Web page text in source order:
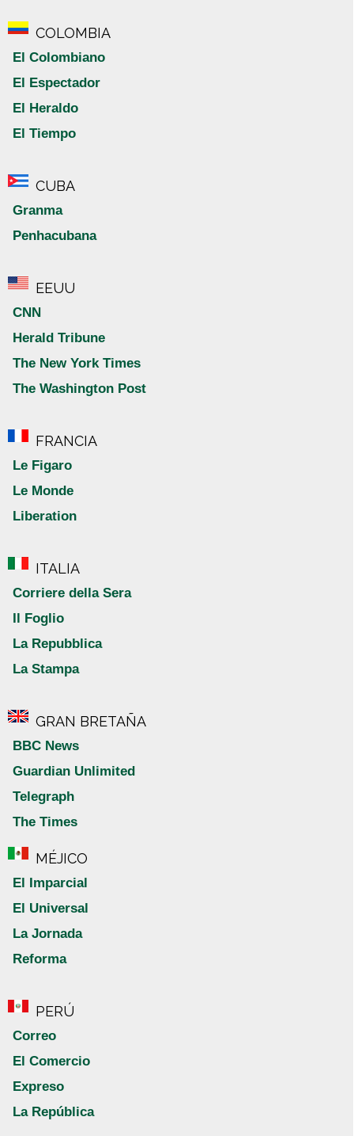
COLOMBIA
El Colombiano
El Espectador
El Heraldo
El Tiempo
CUBA
Granma
Penhacubana
EEUU
CNN
Herald Tribune
The New York Times
The Washington Post
FRANCIA
Le Figaro
Le Monde
Liberation
ITALIA
Corriere della Sera
Il Foglio
La Repubblica
La Stampa
GRAN BRETAÑA
BBC News
Guardian Unlimited
Telegraph
The Times
MÉJICO
El Imparcial
El Universal
La Jornada
Reforma
PERÚ
Correo
El Comercio
Expreso
La República